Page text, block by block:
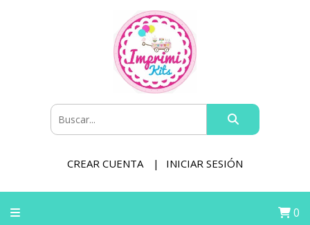
CREAR CUENTA INICIAR SESIÓN
0